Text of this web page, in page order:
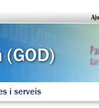
i serveis